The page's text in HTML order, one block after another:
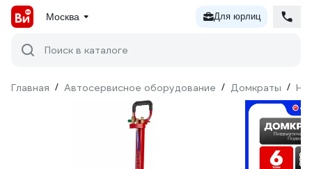
Москва Для юрлиц
Поиск в каталоге
Главная / Автосервисное оборудование / Домкраты /